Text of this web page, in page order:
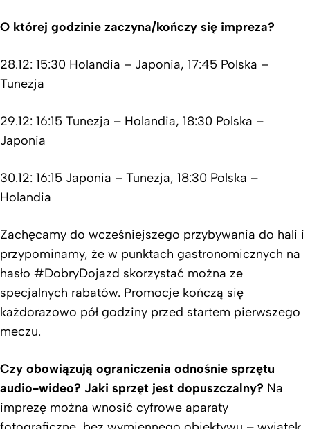
O której godzinie zaczyna/kończy się impreza?
28.12: 15:30 Holandia – Japonia, 17:45 Polska –
Tunezja
29.12: 16:15 Tunezja – Holandia, 18:30 Polska –
Japonia
30.12: 16:15 Japonia – Tunezja, 18:30 Polska –
Holandia
Zachęcamy do wcześniejszego przybywania do hali i
przypominamy, że w punktach gastronomicznych na
hasło #DobryDojazd skorzystać można ze
specjalnych rabatów. Promocje kończą się
każdorazowo pół godziny przed startem pierwszego
meczu.
Czy obowiązują ograniczenia odnośnie sprzętu
audio-wideo? Jaki sprzęt jest dopuszczalny? Na
imprezę można wnosić cyfrowe aparaty